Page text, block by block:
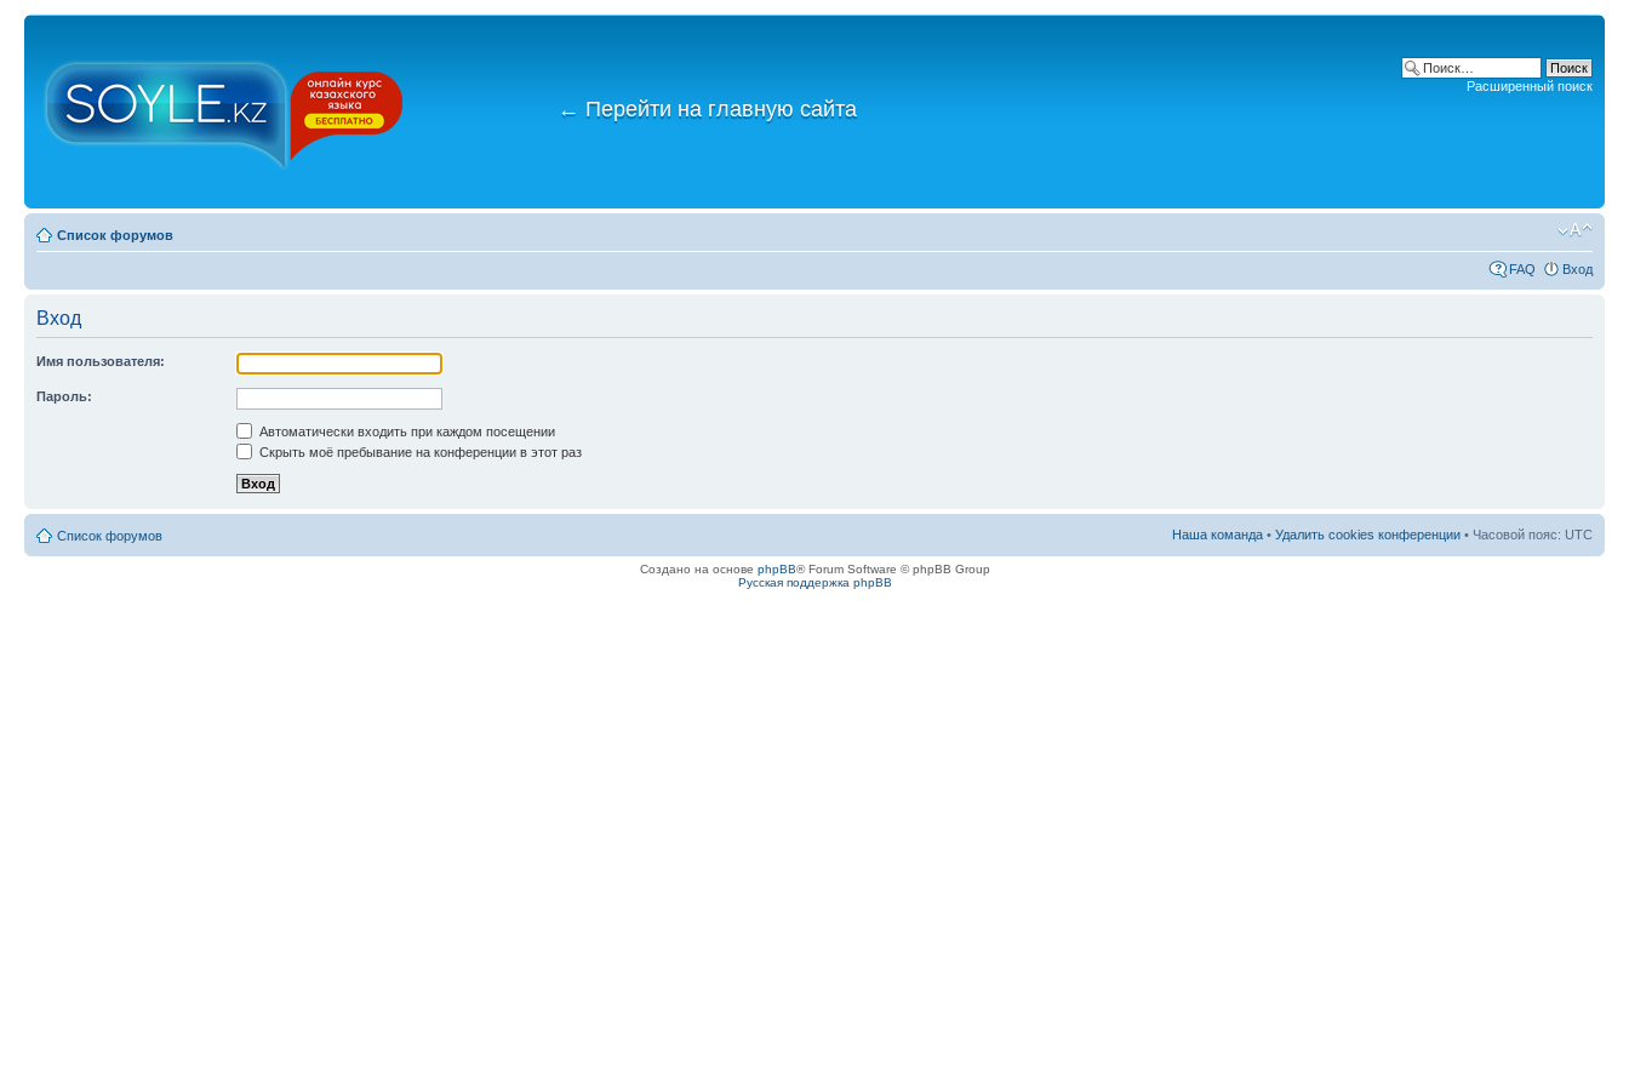
← Перейти на главную сайта
Расширенный поиск
Список форумов
FAQ Вход
Вход
Имя пользователя:
Пароль:
Автоматически входить при каждом посещении
Скрыть моё пребывание на конференции в этот раз
Список форумов Наша команда • Удалить cookies конференции • Часовой пояс: UTC
Создано на основе phpBB® Forum Software © phpBB Group
Русская поддержка phpBB